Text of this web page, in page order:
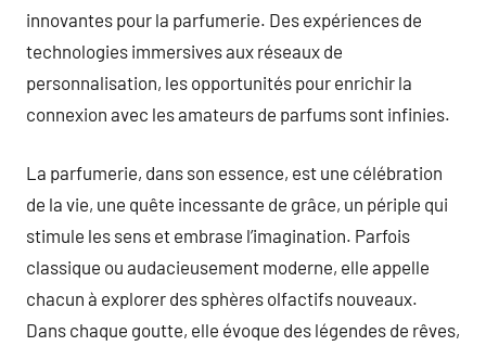
innovantes pour la parfumerie. Des expériences de
technologies immersives aux réseaux de
personnalisation, les opportunités pour enrichir la
connexion avec les amateurs de parfums sont infinies.
La parfumerie, dans son essence, est une célébration
de la vie, une quête incessante de grâce, un périple qui
stimule les sens et embrase l’imagination. Parfois
classique ou audacieusement moderne, elle appelle
chacun à explorer des sphères olfactifs nouveaux.
Dans chaque goutte, elle évoque des légendes de rêves,